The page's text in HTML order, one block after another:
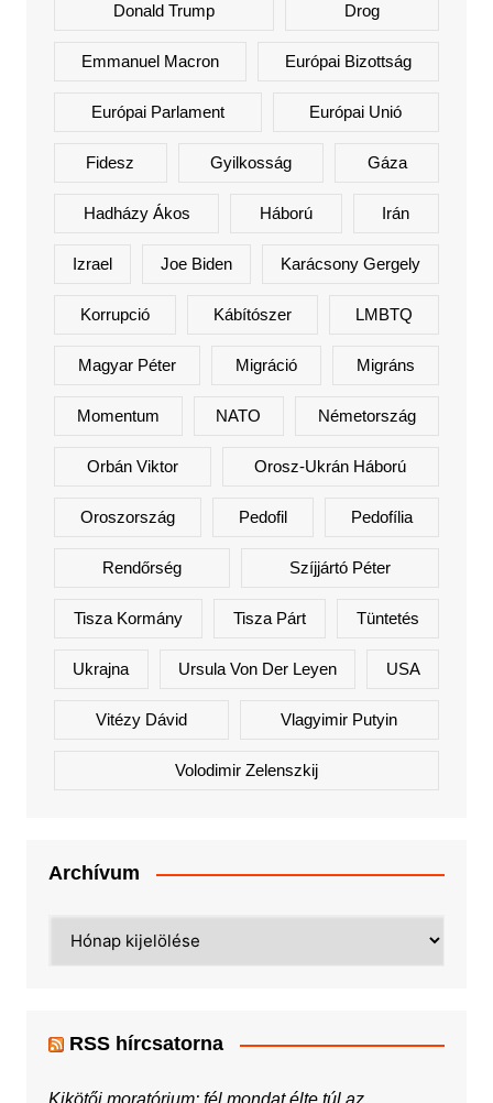
Donald Trump Drog
Emmanuel Macron Európai Bizottság
Európai Parlament Európai Unió
Fidesz Gyilkosság Gáza
Hadházy Ákos Háború Irán
Izrael Joe Biden Karácsony Gergely
Korrupció Kábítószer LMBTQ
Magyar Péter Migráció Migráns
Momentum NATO Németország
Orbán Viktor Orosz-Ukrán Háború
Oroszország Pedofil Pedofília
Rendőrség Szíjjártó Péter
Tisza Kormány Tisza Párt Tüntetés
Ukrajna Ursula Von Der Leyen USA
Vitézy Dávid Vlagyimir Putyin
Volodimir Zelenszkij
Archívum
RSS hírcsatorna
Kikötői moratórium: fél mondat élte túl az